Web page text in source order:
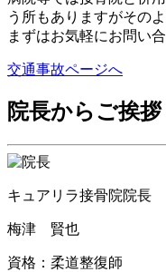
う所もありますがその
まずはお気軽にお問い
交通事故ページへ
院長からご挨拶
キュアリラ接骨院院長
梅津 賢也
資格：柔道整復師